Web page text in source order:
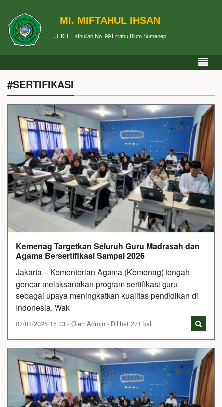
MI. MIFTAHUL IHSAN
Jl. KH. Fathullah No. 99 Errabu Bluto Sumenep
#SERTIFIKASI
Kemenag Targetkan Seluruh Guru Madrasah dan
Agama Bersertifikasi Sampai 2026
Jakarta – Kementerian Agama (Kemenag) tengah
gencar melaksanakan program sertifikasi guru
sebagai upaya meningkatkan kualitas pendidikan di
Indonesia. Wak
07/01/2025 15:33 - Oleh Admin - Dilihat 271 kali